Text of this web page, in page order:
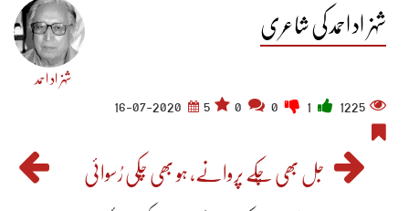
شہزاد احمد کی شاعری
شہزاد احمد
1225
5
16-07-2020
جل بھی چُکے پروانے، ہو بھی چُکی رُسوائی